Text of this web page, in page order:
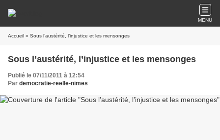
MENU
Accueil » Sous l’austérité, l’injustice et les mensonges
Sous l’austérité, l’injustice et les mensonges
Publié le 07/11/2011 à 12:54
Par democratie-reelle-nimes